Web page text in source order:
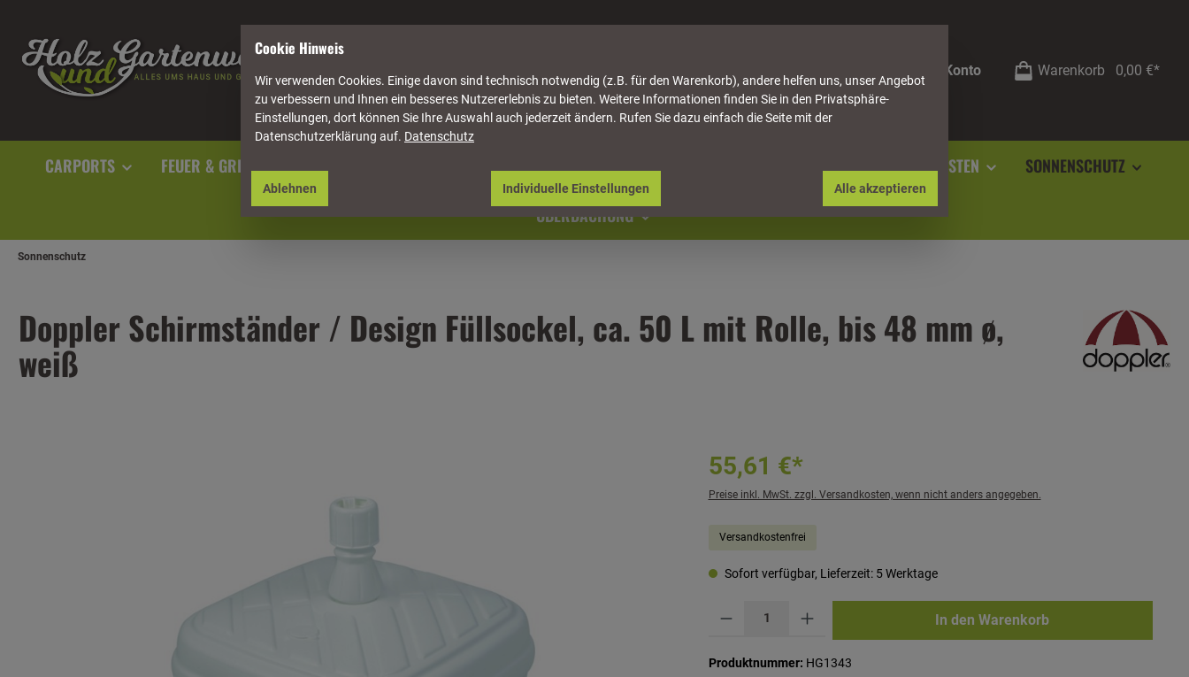
Mein Konto Warenkorb 0,00 €*
CARPORTS FEUER & GRILL GARTENAUSSTATTUNG HÄUSER & PAVILLONS NATURSTEIN SOCKELLEISTEN SONNENSCHUTZ
ÜBERDACHUNG
Sonnenschutz
Doppler Schirmständer / Design Füllsockel, ca. 50 L mit Rolle, bis 48 mm ø,
weiß
55,61 €*
Preise inkl. MwSt. zzgl. Versandkosten, wenn nicht anders angegeben.
Versandkostenfrei
Sofort verfügbar, Lieferzeit: 5 Werktage
In den Warenkorb
Produktnummer: HG1343
Cookie Hinweis
Wir verwenden Cookies. Einige davon sind technisch notwendig (z.B. für den Warenkorb), andere helfen uns, unser Angebot
zu verbessern und Ihnen ein besseres Nutzererlebnis zu bieten. Weitere Informationen finden Sie in den Privatsphäre-
Einstellungen, dort können Sie Ihre Auswahl auch jederzeit ändern. Rufen Sie dazu einfach die Seite mit der
Datenschutzerklärung auf. Datenschutz
Individuelle Einstellungen
Ablehnen Alle akzeptieren